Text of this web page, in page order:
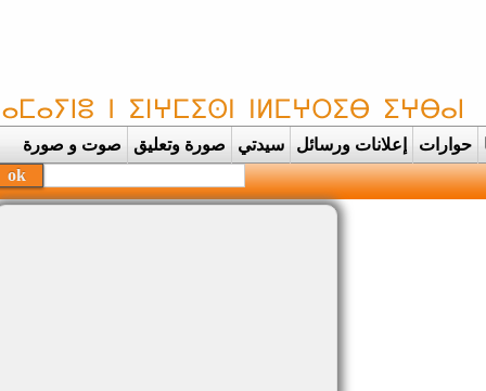
حوارات إعلانات ورسائل سيدتي صورة وتعليق صوت و صورة